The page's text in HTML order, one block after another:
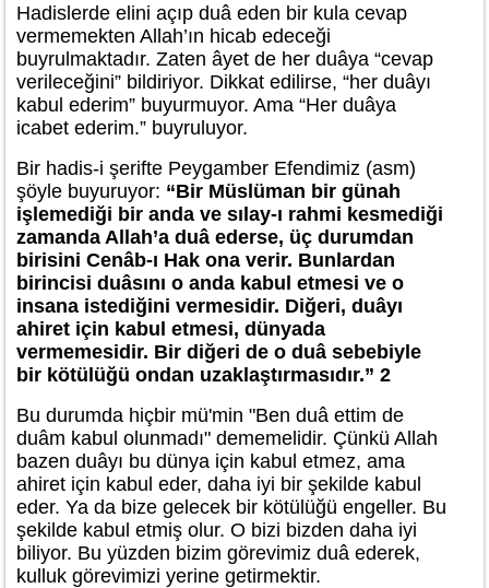
Hadislerde elini açıp duâ eden bir kula cevap
vermemekten Allah’ın hicab edeceği
buyrulmaktadır. Zaten âyet de her duâya “cevap
verileceğini” bildiriyor. Dikkat edilirse, “her duâyı
kabul ederim” buyurmuyor. Ama “Her duâya
icabet ederim.” buyruluyor.
Bir hadis-i şerifte Peygamber Efendimiz (asm)
şöyle buyuruyor: “Bir Müslüman bir günah
işlemediği bir anda ve sılay-ı rahmi kesmediği
zamanda Allah’a duâ ederse, üç durumdan
birisini Cenâb-ı Hak ona verir. Bunlardan
birincisi duâsını o anda kabul etmesi ve o
insana istediğini vermesidir. Diğeri, duâyı
ahiret için kabul etmesi, dünyada
vermemesidir. Bir diğeri de o duâ sebebiyle
bir kötülüğü ondan uzaklaştırmasıdır.” 2
Bu durumda hiçbir mü'min "Ben duâ ettim de
duâm kabul olunmadı" dememelidir. Çünkü Allah
bazen duâyı bu dünya için kabul etmez, ama
ahiret için kabul eder, daha iyi bir şekilde kabul
eder. Ya da bize gelecek bir kötülüğü engeller. Bu
şekilde kabul etmiş olur. O bizi bizden daha iyi
biliyor. Bu yüzden bizim görevimiz duâ ederek,
kulluk görevimizi yerine getirmektir.